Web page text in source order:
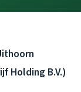
Holding B.V.)